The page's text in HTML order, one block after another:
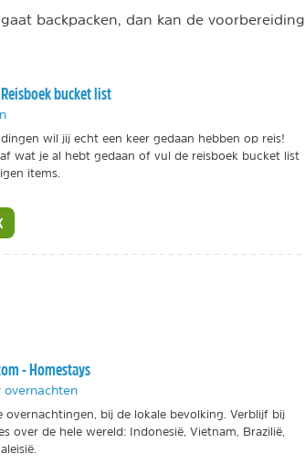
backpacken, dan kan de voorbereiding
bucket list
dingen wil jij echt een keer gedaan hebben op reis!
wat je al hebt gedaan of vul de reisboek bucket list
items.
- Homestays
overnachten
overnachtingen, bij de lokale bevolking. Verblijf bij
over de hele wereld: Indonesië, Vietnam, Brazilië,